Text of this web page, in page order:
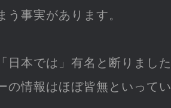
事実があります。
日本では」有名と断りました
の情報はほぼ皆無といってい